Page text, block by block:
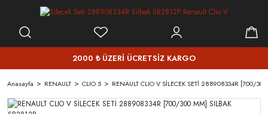
2000 ₺ ÜZERİ ÜCRETSİZ KARGO
Anasayfa RENAULT CLIO 5 RENAULT CLIO V SİLECEK SETİ 288908334R [700/